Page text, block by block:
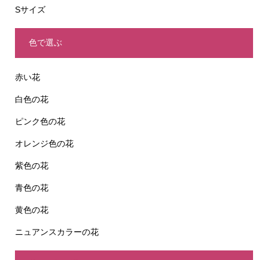
Sサイズ
色で選ぶ
赤い花
白色の花
ピンク色の花
オレンジ色の花
紫色の花
青色の花
黄色の花
ニュアンスカラーの花